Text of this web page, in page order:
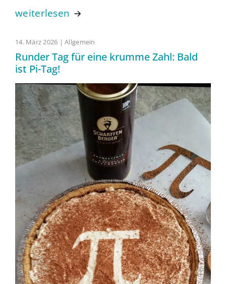
weiterlesen
14. März 2026 | Allgemein
Runder Tag für eine krumme Zahl: Bald
ist Pi-Tag!